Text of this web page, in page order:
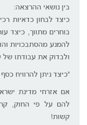
בין נושאי ההרצאה:
כיצד לבחון כדאיות
בוחרים מתווך, כיצד
להמנע מהסתבכויות
ולבדוק את עבודתו של
"כיצד ניתן להרוויח
אם אזרחי מדינת
להם על פי החוק,
קשות!